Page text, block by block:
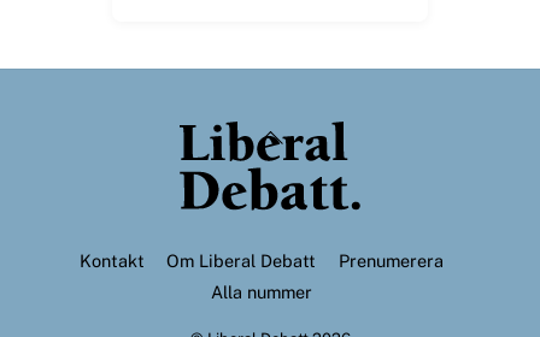
Back
To
Top
Kontakt Om Liberal Debatt
Prenumerera
Alla nummer